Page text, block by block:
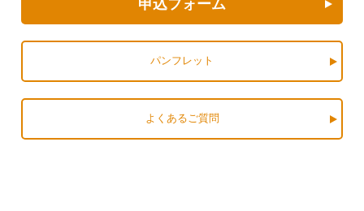
パンフレット
よくあるご質問